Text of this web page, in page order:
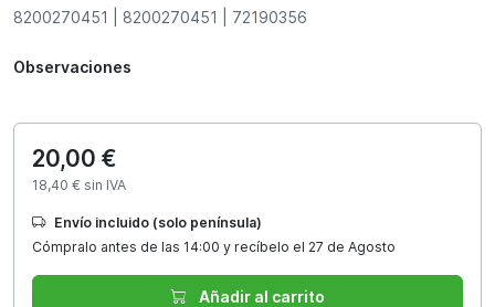
8200270451 | 8200270451 | 72190356
Observaciones
20,00 €
18,40 € sin IVA
Envío incluido (solo península)
Cómpralo antes de las 14:00 y recíbelo el 27 de Agosto
Añadir al carrito